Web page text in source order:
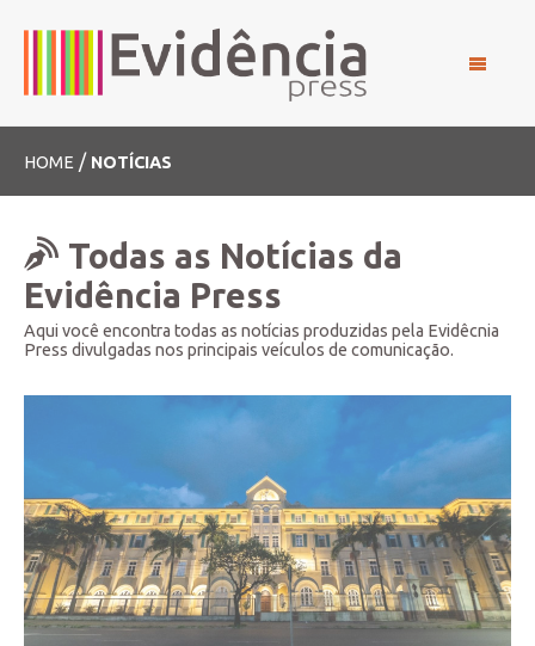
HOME / NOTÍCIAS
Todas as Notícias da
Evidência Press
Aqui você encontra todas as notícias produzidas pela Evidêcnia
Press divulgadas nos principais veículos de comunicação.